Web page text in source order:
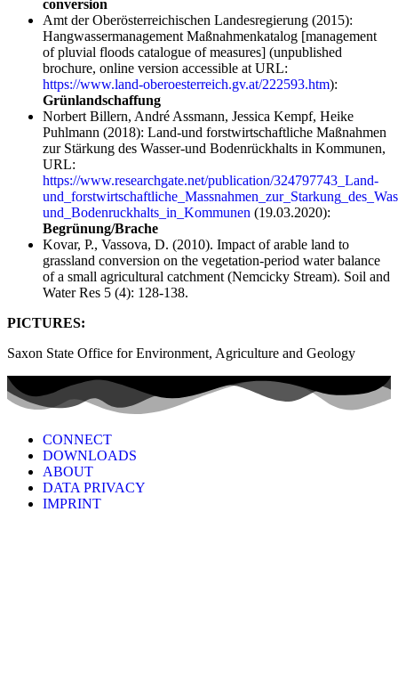
conversion
Amt der Oberösterreichischen Landesregierung (2015):
Hangwassermanagement Maßnahmenkatalog [management
of pluvial floods catalogue of measures] (unpublished
brochure, online version accessible at URL:
https://www.land-oberoesterreich.gv.at/222593.htm):
Grünlandschaffung
Norbert Billern, André Assmann, Jessica Kempf, Heike
Puhlmann (2018): Land-und forstwirtschaftliche Maßnahmen
zur Stärkung des Wasser-und Bodenrückhalts in Kommunen,
URL:
https://www.researchgate.net/publication/324797743_Land-
und_Bodenruckhalts_in_Kommunen (19.03.2020):
Begrünung/Brache
Kovar, P., Vassova, D. (2010). Impact of arable land to
grassland conversion on the vegetation-period water balance
of a small agricultural catchment (Nemcicky Stream). Soil and
Water Res 5 (4): 128-138.
PICTURES:
Saxon State Office for Environment, Agriculture and Geology
CONNECT
DOWNLOADS
ABOUT
DATA PRIVACY
IMPRINT